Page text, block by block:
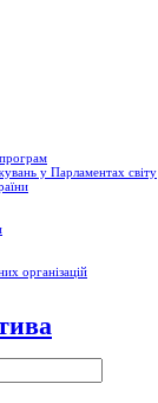
у Парламентах світу
організацій